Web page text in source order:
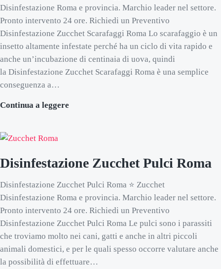
Disinfestazione Roma e provincia. Marchio leader nel settore.
Pronto intervento 24 ore. Richiedi un Preventivo
Disinfestazione Zucchet Scarafaggi Roma Lo scarafaggio è un
insetto altamente infestate perché ha un ciclo di vita rapido e
anche un’incubazione di centinaia di uova, quindi
la Disinfestazione Zucchet Scarafaggi Roma è una semplice
conseguenza a…
Continua a leggere
Disinfestazione Zucchet Pulci Roma
Disinfestazione Zucchet Pulci Roma ⭐ Zucchet
Disinfestazione Roma e provincia. Marchio leader nel settore.
Pronto intervento 24 ore. Richiedi un Preventivo
Disinfestazione Zucchet Pulci Roma Le pulci sono i parassiti
che troviamo molto nei cani, gatti e anche in altri piccoli
animali domestici, e per le quali spesso occorre valutare anche
la possibilità di effettuare…